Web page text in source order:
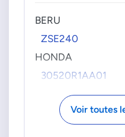
BERU
ZSE240
HONDA
30520R1AA01
Voir toutes